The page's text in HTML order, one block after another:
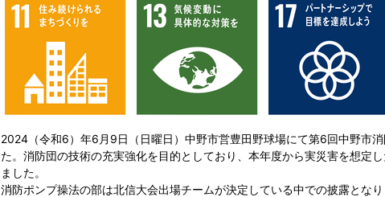
2024（令和6）年6月9日（日曜日）中野市営豊田野球場にて第6回中野市
た。消防団の技術の充実強化を目的としており、本年度から実災害を想定
ました。
消防ポンプ操法の部は北信大会出場チームが決定している中での披露とな